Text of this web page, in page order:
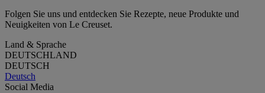
Folgen Sie uns und entdecken Sie Rezepte, neue Produkte und
Neuigkeiten von Le Creuset.
Land & Sprache
DEUTSCHLAND
DEUTSCH
Deutsch
Social Media